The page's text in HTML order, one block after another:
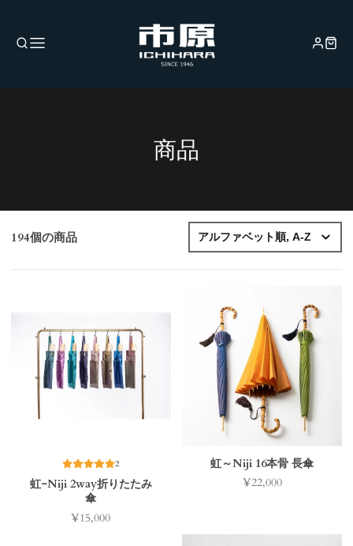
コ
ク
商品
194個の商品
2
虹~Niji 2way折りたたみ
傘
価
¥15,000
虹～Niji 16本骨 長傘
価
¥22,000